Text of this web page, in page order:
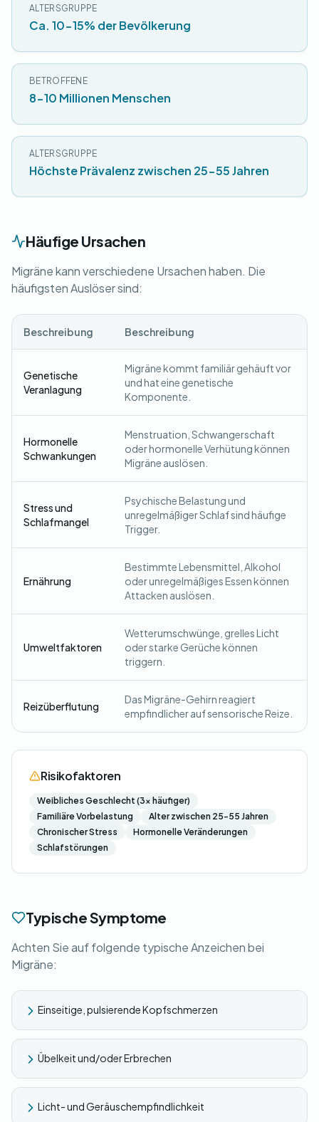
ALTERSGRUPPE
Ca. 10-15% der Bevölkerung
BETROFFENE
8-10 Millionen Menschen
ALTERSGRUPPE
Höchste Prävalenz zwischen 25-55 Jahren
Häufige Ursachen
Migräne kann verschiedene Ursachen haben. Die
häufigsten Auslöser sind:
Beschreibung Beschreibung
Genetische
Veranlagung
Migräne kommt familiär gehäuft vor
und hat eine genetische
Komponente.
Hormonelle
Schwankungen
Menstruation, Schwangerschaft
oder hormonelle Verhütung können
Migräne auslösen.
Stress und
Schlafmangel
Psychische Belastung und
unregelmäßiger Schlaf sind häufige
Trigger.
Ernährung
Bestimmte Lebensmittel, Alkohol
oder unregelmäßiges Essen können
Attacken auslösen.
Umweltfaktoren
Wetterumschwünge, grelles Licht
oder starke Gerüche können
triggern.
Reizüberflutung
Das Migräne-Gehirn reagiert
empfindlicher auf sensorische Reize.
Risikofaktoren
Weibliches Geschlecht (3x häufiger)
Familiäre Vorbelastung
Alter zwischen 25-55 Jahren
Chronischer Stress
Hormonelle Veränderungen
Schlafstörungen
Typische Symptome
Achten Sie auf folgende typische Anzeichen bei
Migräne:
Einseitige, pulsierende Kopfschmerzen
Übelkeit und/oder Erbrechen
Licht- und Geräuschempfindlichkeit